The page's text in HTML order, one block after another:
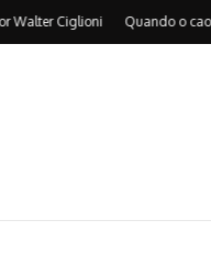
Ciglioni Quando o caos